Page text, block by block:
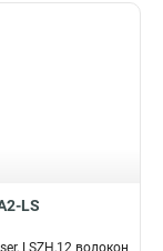
LS
LSZH,12 волокон